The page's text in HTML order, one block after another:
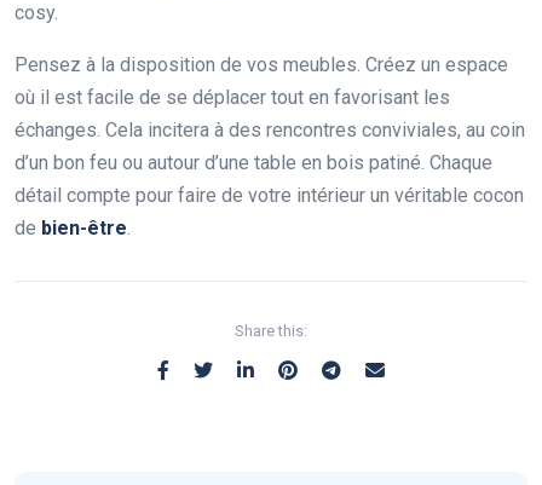
cosy.
Pensez à la disposition de vos meubles. Créez un espace
où il est facile de se déplacer tout en favorisant les
échanges. Cela incitera à des rencontres conviviales, au coin
d’un bon feu ou autour d’une table en bois patiné. Chaque
détail compte pour faire de votre intérieur un véritable cocon
de bien-être.
Share this: